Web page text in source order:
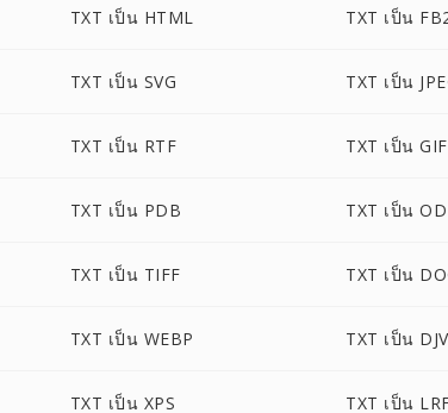
TXT เป็น HTML TXT เป็น
TXT เป็น SVG TXT เป็น
TXT เป็น RTF TXT เป็น GIF
TXT เป็น PDB TXT เป็น
TXT เป็น TIFF TXT เป็น
TXT เป็น WEBP TXT เป็น
TXT เป็น XPS TXT เป็น